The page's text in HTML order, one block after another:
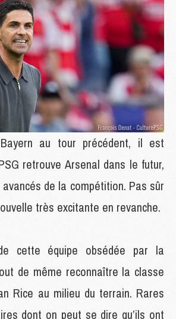
au tour précédent, il est
retrouve Arsenal dans le futur,
de la compétition. Pas sûr
très excitante en revanche.
cette équipe obsédée par la
de même reconnaître la classe
Rice au milieu du terrain. Rares
dont on peut se dire qu’ils ont